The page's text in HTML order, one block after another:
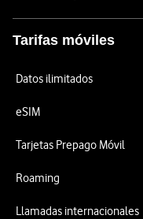
Tarifas móviles
Datos ilimitados
eSIM
Tarjetas Prepago Móvil
Roaming
Llamadas internacionales